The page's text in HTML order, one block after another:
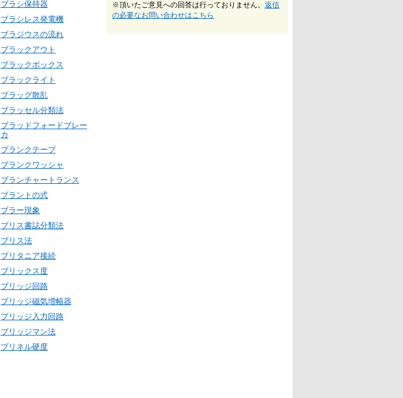
ブラシ保持器
ブラシレス発電機
ブラジウスの流れ
ブラックアウト
ブラックボックス
ブラックライト
ブラッグ散乱
ブラッセル分類法
ブラッドフォードブレー
カ
ブランクテープ
ブランクワッシャ
ブランチャートランス
ブラントの式
ブラー現象
ブリス書誌分類法
ブリス法
ブリタニア接続
ブリックス度
ブリッジ回路
ブリッジ磁気増幅器
ブリッジ入力回路
ブリッジマン法
ブリネル硬度
※頂いたご意見への回答は行っておりません。 返信
の必要なお問い合わせはこちら